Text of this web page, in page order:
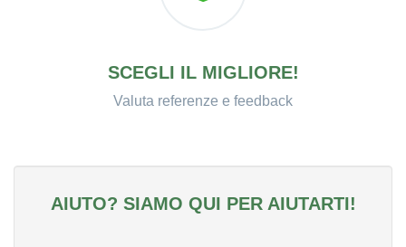
SCEGLI IL MIGLIORE!
Valuta referenze e feedback
AIUTO? SIAMO QUI PER AIUTARTI!